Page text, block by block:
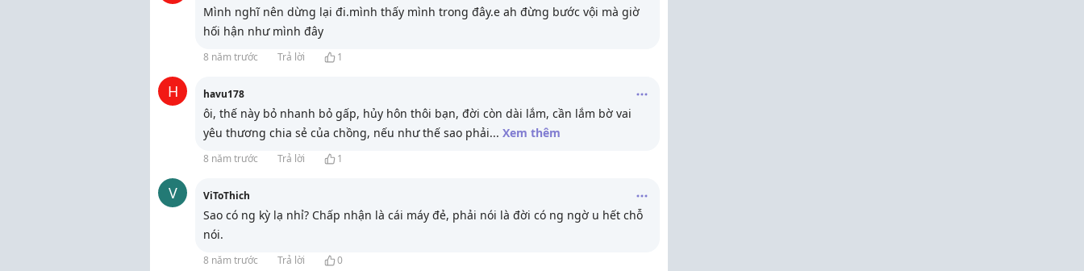
Mình nghĩ nên dừng lại đi.mình thấy mình trong đây.e ah đừng bước vội mà giờ
hối hận như mình đây
8 năm trước Trả lời 1
H havu178
ôi, thế này bỏ nhanh bỏ gấp, hủy hôn thôi bạn, đời còn dài lắm, cần lắm bờ vai
yêu thương chia sẻ của chồng, nếu như thế sao phải... Xem thêm
8 năm trước Trả lời 1
V ViToThich
Sao có ng kỳ lạ nhỉ? Chấp nhận là cái máy đẻ, phải nói là đời có ng ngờ u hết chỗ
nói.
8 năm trước Trả lời 0